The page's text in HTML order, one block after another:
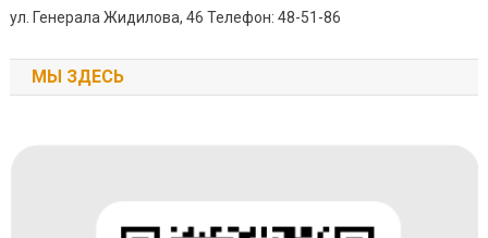
ул. Генерала Жидилова, 46 Телефон: 48-51-86
МЫ ЗДЕСЬ